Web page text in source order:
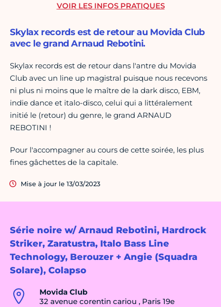
Série noire w/ Arnaud Rebotini, Hardrock
Striker, Zaratustra, Italo Bass Line
Technology, Berouzer + Angie (Squadra
Solare), Colapso
Movida Club
32 avenue corentin cariou , Paris 19e
Skylax records est de retour au Movida Club
avec le grand Arnaud Rebotini.
Skylax records est de retour dans l'antre du Movida
Club avec un line up magistral puisque nous recevons
ni plus ni moins que le maître de la dark disco, EBM,
indie dance et italo-disco, celui qui a littéralement
initié le (retour) du genre, le grand ARNAUD
REBOTINI !
Pour l'accompagner au cours de cette soirée, les plus
fines gâchettes de la capitale.
Mise à jour le 13/03/2023
VOIR LES INFOS PRATIQUES